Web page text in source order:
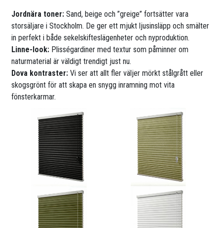
Jordnära toner: Sand, beige och ”greige” fortsätter vara
storsäljare i Stockholm. De ger ett mjukt ljusinsläpp och smälter
in perfekt i både sekelskifteslägenheter och nyproduktion.
Linne-look: Plisségardiner med textur som påminner om
naturmaterial är väldigt trendigt just nu.
Dova kontraster: Vi ser att allt fler väljer mörkt stålgrått eller
skogsgrönt för att skapa en snygg inramning mot vita
fönsterkarmar.